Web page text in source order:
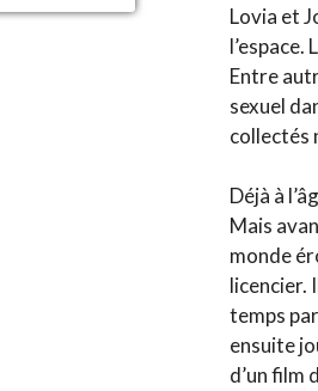
Lovia et
Entre
sexuel
collectés
Déjà à
Mais
monde
licencier.
temps
ensuite
d’un film